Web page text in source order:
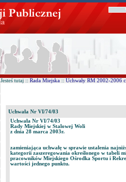
Jesteś tutaj :: Rada Miejska :: Uchwały RM 2002-2006
Uchwała Nr VI/74/03
Uchwała Nr VI/74/03
Rady Miejskiej w Stalowej Woli
z dnia 28 marca 2003r.
zamieniająca uchwałę w sprawie ustalenia
kategorii zaszeregowania określonego w tabeli
pracowników Miejskiego Ośrodka Sportu i
wartości jednego punktu.